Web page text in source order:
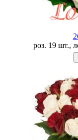
роз. 19 шт.,